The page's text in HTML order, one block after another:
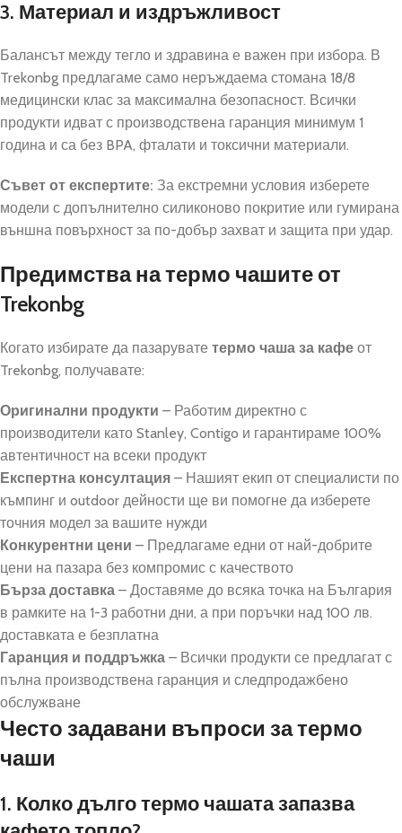
3. Материал и издръжливост
Балансът между тегло и здравина е важен при избора. В
Trekonbg предлагаме само неръждаема стомана 18/8
медицински клас за максимална безопасност. Всички
продукти идват с производствена гаранция минимум 1
година и са без BPA, фталати и токсични материали.
Съвет от експертите: За екстремни условия изберете
модели с допълнително силиконово покритие или гумирана
външна повърхност за по-добър захват и защита при удар.
Предимства на термо чашите от
Trekonbg
Когато избирате да пазарувате термо чаша за кафе от
Trekonbg, получавате:
Оригинални продукти – Работим директно с
производители като Stanley, Contigo и гарантираме 100%
автентичност на всеки продукт
Експертна консултация – Нашият екип от специалисти по
къмпинг и outdoor дейности ще ви помогне да изберете
точния модел за вашите нужди
Конкурентни цени – Предлагаме едни от най-добрите
цени на пазара без компромис с качеството
Бърза доставка – Доставяме до всяка точка на България
в рамките на 1-3 работни дни, а при поръчки над 100 лв.
доставката е безплатна
Гаранция и поддръжка – Всички продукти се предлагат с
пълна производствена гаранция и следпродажбено
обслужване
Често задавани въпроси за термо
чаши
1. Колко дълго термо чашата запазва